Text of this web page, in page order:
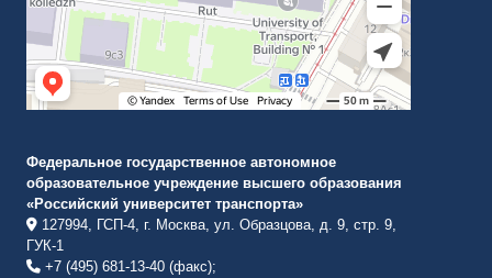
Федеральное государственное автономное
образовательное учреждение высшего образования
«Российский университет транспорта»
127994, ГСП-4, г. Москва, ул. Образцова, д. 9, стр. 9,
ГУК-1
+7 (495) 681-13-40 (факс);